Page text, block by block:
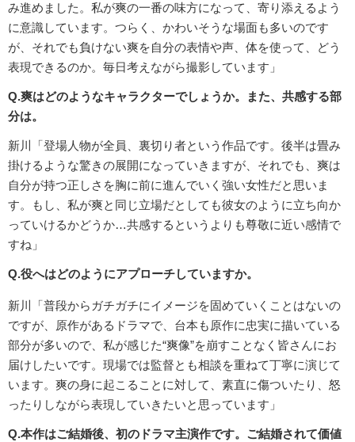
み進めました。私が爽の一番の味方になって、寄り添えるよう
に意識しています。つらく、かわいそうな場面も多いのです
が、それでも負けない爽を自分の表情や声、体を使って、どう
表現できるのか。毎日考えながら撮影しています」
Q.爽はどのようなキャラクターでしょうか。また、共感する部
分は。
新川「登場人物が全員、裏切り者という作品です。後半は畳み
掛けるような驚きの展開になっていきますが、それでも、爽は
自分が持つ正しさを胸に前に進んでいく強い女性だと思いま
す。もし、私が爽と同じ立場だとしても彼女のように立ち向か
っていけるかどうか…共感するというよりも尊敬に近い感情で
すね」
Q.役へはどのようにアプローチしていますか。
新川「普段からガチガチにイメージを固めていくことはないの
ですが、原作があるドラマで、台本も原作に忠実に描いている
部分が多いので、私が感じた“爽像”を崩すことなく皆さんにお
届けしたいです。現場では監督とも相談を重ねて丁寧に演じて
います。爽の身に起こることに対して、素直に傷ついたり、怒
ったりしながら表現していきたいと思っています」
Q.本作はご結婚後、初のドラマ主演作です。ご結婚されて価値